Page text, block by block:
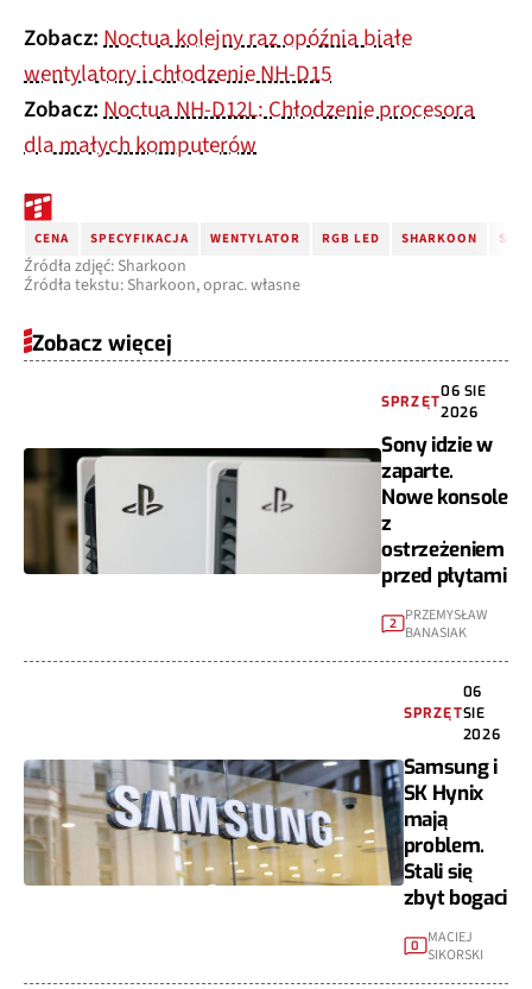
Zobacz:Noctua kolejny raz opóźnia białe
wentylatory i chłodzenie NH-D15
Zobacz:Noctua NH-D12L: Chłodzenie procesora
dla małych komputerów
CENA SPECYFIKACJA WENTYLATOR RGB LED SHARKOON
Źródła zdjęć: Sharkoon
Źródła tekstu: Sharkoon, oprac. własne
Zobacz więcej
SPRZĘT
06 SIE
2026
Sony idzie w
zaparte.
Nowe konsole
z
ostrzeżeniem
przed płytami
2 PRZEMYSŁAW
BANASIAK
SPRZĘT
06
SIE
2026
Samsung i
SK Hynix
mają
problem.
Stali się
zbyt bogaci
0 MACIEJ
SIKORSKI